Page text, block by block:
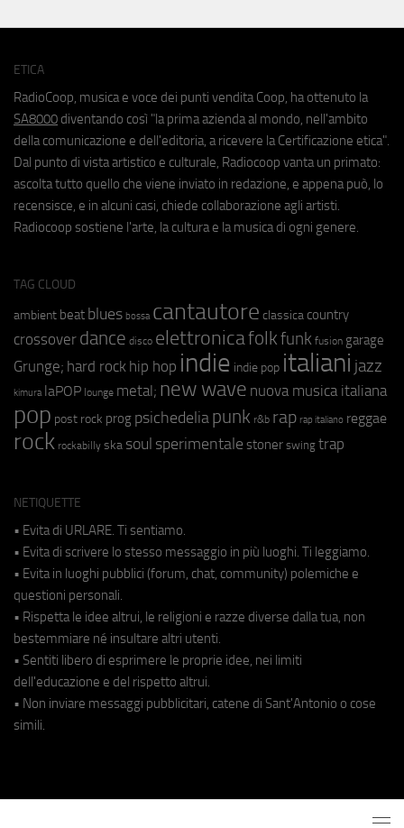
ETICA
RadioCoop, musica e voce dei punti vendita Coop, ha ottenuto la
SA8000 diventando così "la prima azienda al mondo, nell'ambito
della comunicazione e dell'editoria, a ricevere la Certificazione etica".
Dal punto di vista artistico e culturale, Radiocoop vanta un primato:
ascolta tutto quello che viene inviato in redazione, e appena può, lo
recensisce, e in alcuni casi, chiede collaborazione agli artisti.
Radiocoop sostiene l'arte, la cultura e la musica di ogni genere.
TAG CLOUD
ambient beat blues bossa cantautore classica country
crossover dance disco elettronicafolkfunk fusion garage
Grunge; hard rock hip hop indie indie pop italiani jazz
kimura laPOP lounge metal; new wave nuova musica italiana
pop post rock prog psichedeliapunk r&b rap rap italiano reggae
rock rockabilly ska soul sperimentale stoner swing trap
NETIQUETTE
• Evita di URLARE. Ti sentiamo.
• Evita di scrivere lo stesso messaggio in più luoghi. Ti leggiamo.
• Evita in luoghi pubblici (forum, chat, community) polemiche e
questioni personali.
• Rispetta le idee altrui, le religioni e razze diverse dalla tua, non
bestemmiare né insultare altri utenti.
• Sentiti libero di esprimere le proprie idee, nei limiti
dell'educazione e del rispetto altrui.
• Non inviare messaggi pubblicitari, catene di Sant'Antonio o cose
simili.